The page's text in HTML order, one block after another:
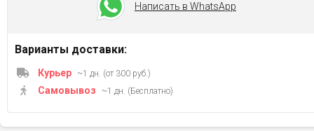
Написать в WhatsApp
Варианты доставки:
Курьер ~1 дн. (от 300 руб.)
Самовывоз ~1 дн. (Бесплатно)